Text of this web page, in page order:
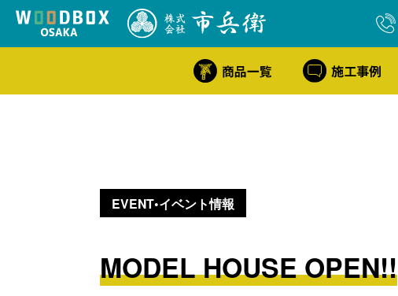
MODEL HOUSE OPEN!!
EVENT•イベント情報